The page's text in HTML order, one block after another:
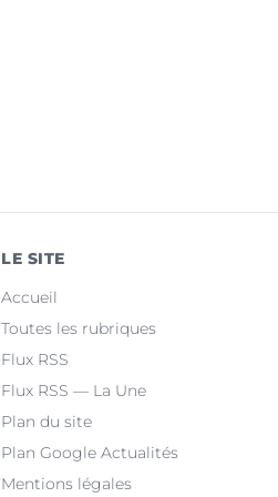
LE SITE
Accueil
Toutes les rubriques
Flux RSS
Flux RSS — La Une
Plan du site
Plan Google Actualités
Mentions légales